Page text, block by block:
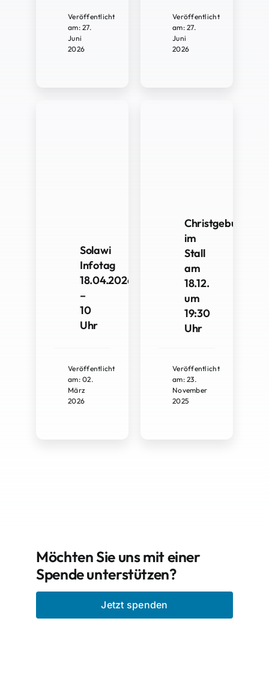
Veröffentlicht
am: 27.
Juni
2026
Veröffentlicht
am: 27.
Juni
2026
Solawi
Infotag
18.04.2026
–
10
Uhr
Veröffentlicht
am: 02.
März
2026
Christgeburtspiel
im
Stall
am
18.12.
um
19:30
Uhr
Veröffentlicht
am: 23.
November
2025
Möchten Sie uns mit einer
Spende unterstützen?
Jetzt spenden